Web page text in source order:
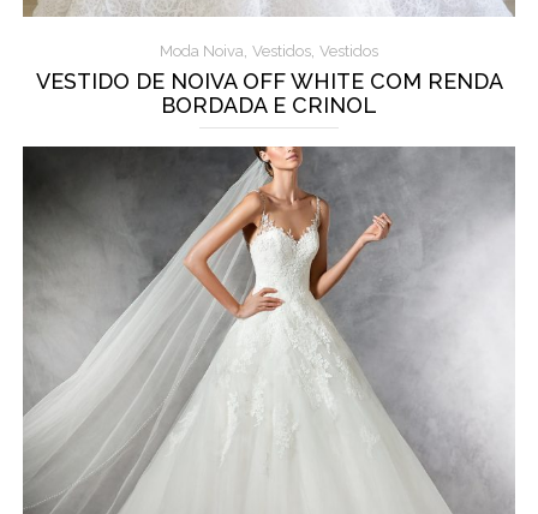
Moda Noiva, Vestidos, Vestidos
VESTIDO DE NOIVA OFF WHITE COM RENDA
BORDADA E CRINOL